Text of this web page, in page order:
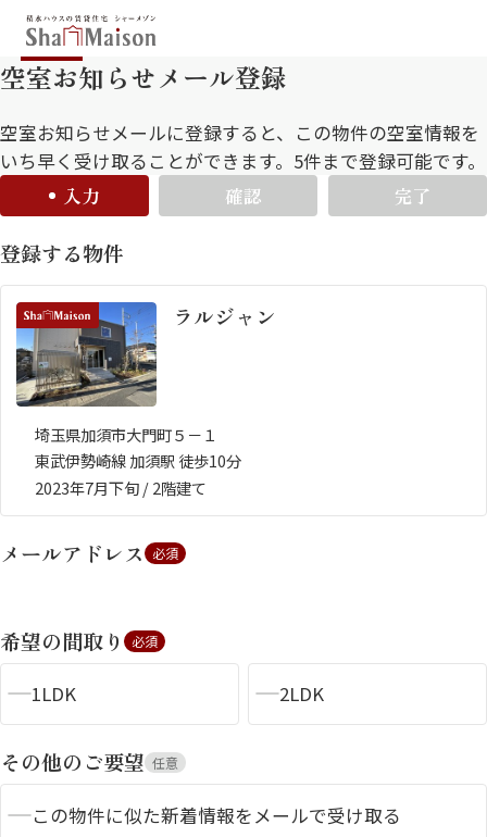
保存した条件
お気に入り
北海道
中部
九州
市区郡・路線・駅から探す
通勤・通学時間から探す
人気のカテゴリから探す
シャーメゾンとは
シャーメゾンセレクショ
空室お知らせメール登録
空室お知らせメールに登録すると、この物件の空室情報を
いち早く受け取ることができます。5件まで登録可能です。
入力
確認 完了
登録する物件
ラルジャン
埼玉県加須市大門町５－１
東武伊勢崎線 加須駅 徒歩10分
2023年7月下旬 / 2階建て
メールアドレス 必須
希望の間取り 必須
1LDK 2LDK
その他のご要望 任意
この物件に似た新着情報をメールで受け取る